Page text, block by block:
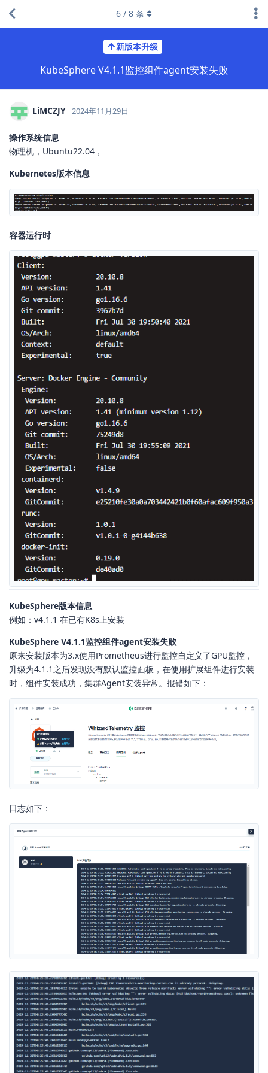
新版本升级
KubeSphere V4.1.1监控组件agent安装失败
6 / 8 条
LiMCZJY 2024年11月29日
操作系统信息
物理机，Ubuntu22.04，
Kubernetes版本信息
容器运行时
KubeSphere版本信息
例如：v4.1.1 在已有K8s上安装
KubeSphere V4.1.1监控组件agent安装失败
原来安装版本为3.x使用Prometheus进行监控自定义了GPU监控，
升级为4.1.1之后发现没有默认监控面板，在使用扩展组件进行安装
时，组件安装成功，集群Agent安装异常。报错如下：
日志如下：